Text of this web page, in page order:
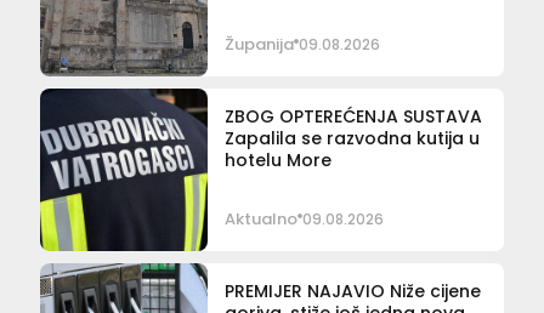
Županija 09.08.2026
ZBOG OPTEREĆENJA SUSTAVA
Zapalila se razvodna kutija u
hotelu More
Aktualno 09.08.2026
PREMIJER NAJAVIO Niže cijene